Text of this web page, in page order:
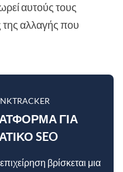
αυτούς τους
της αλλαγής που
ΓΙΑ
SEO
βρίσκεται μια